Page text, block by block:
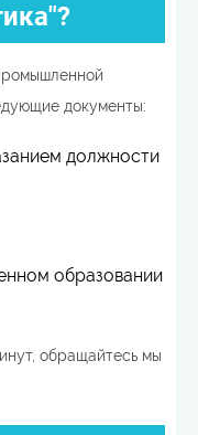
документы:
должности
образовании
обращайтесь мы